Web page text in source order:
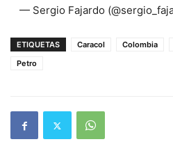
— Sergio Fajardo
ETIQUETAS Caracol Colombia
Petro